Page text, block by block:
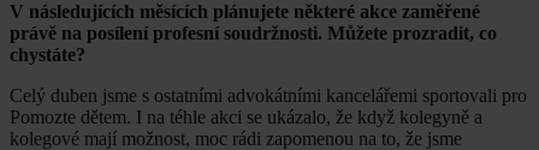
V následujících měsících plánujete některé akce zaměřené
právě na posílení profesní soudržnosti. Můžete prozradit, co
chystáte?
Celý duben jsme s ostatními advokátními kancelářemi sportovali pro
Pomozte dětem. I na téhle akci se ukázalo, že když kolegyně a
kolegové mají možnost, moc rádi zapomenou na to, že jsme